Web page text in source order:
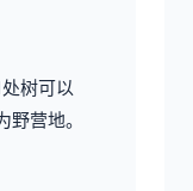
树可以
营地。